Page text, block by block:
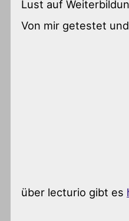
Lust auf
Von mir getestet
über lecturio gibt es